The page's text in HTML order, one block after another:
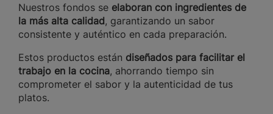
Nuestros fondos se elaboran con ingredientes de
la más alta calidad, garantizando un sabor
consistente y auténtico en cada preparación.
Estos productos están diseñados para facilitar el
trabajo en la cocina, ahorrando tiempo sin
comprometer el sabor y la autenticidad de tus
platos.